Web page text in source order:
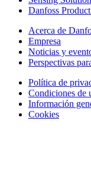
Danfoss
Acerca de
Empresa
Noticias y
Perspectivas
Política de
Condiciones de
Información
Cookies